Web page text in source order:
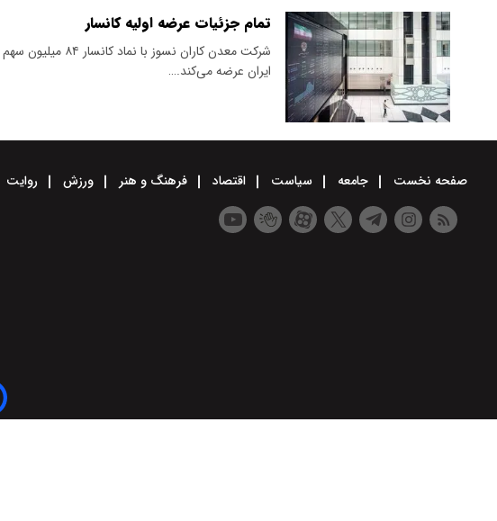
تمام جزئیات عرضه اولیه کانسار
ایران عرضه می‌کند.…
صفحه نخست جامعه سیاست اقتصاد فرهنگ و هنر ورزش روایت